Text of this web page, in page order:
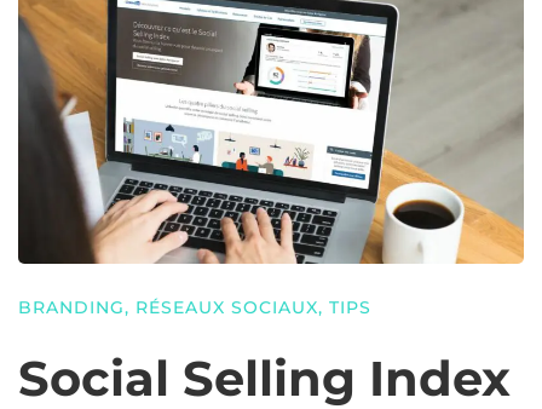
BRANDING, RÉSEAUX SOCIAUX, TIPS
Social Selling Index